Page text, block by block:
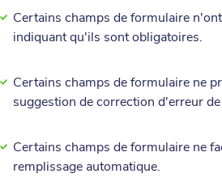
Certains champs de formulaire
indiquant qu'ils sont obligatoires.
Certains champs de formulaire ne
suggestion de correction d'erreur
Certains champs de formulaire ne
remplissage automatique.